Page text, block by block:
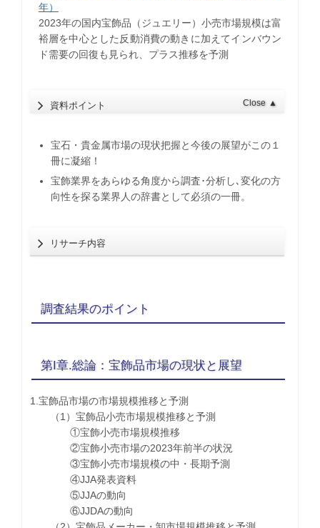
年）
2023年の国内宝飾品（ジュエリー）小売市場規模は富
裕層を中心とした反動消費の動きに加えてインバウン
ド需要の回復も見られ、プラス推移を予測
資料ポイント Close ▲
宝石・貴金属市場の現状把握と今後の展望がこの１
冊に凝縮！
宝飾業界をあらゆる角度から調査･分析し､変化の方
向性を探る業界人の辞書として必須の一冊。
リサーチ内容
調査結果のポイント
第I章.総論：宝飾品市場の現状と展望
1.宝飾品市場の市場規模推移と予測
（1）宝飾品小売市場規模推移と予測
①宝飾小売市場規模推移
②宝飾小売市場の2023年前半の状況
③宝飾小売市場規模の中・長期予測
④JJA発表資料
⑤JJAの動向
⑥JJDAの動向